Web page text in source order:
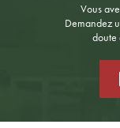
Vous
Demandez
doute